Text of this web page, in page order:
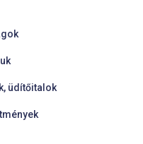
üdítőitalok